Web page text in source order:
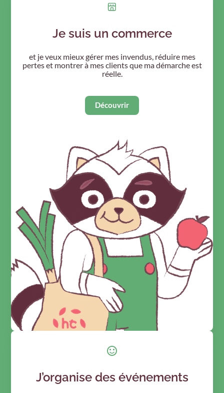
Je suis un commerce
et je veux mieux gérer mes invendus, réduire mes
pertes et montrer à mes clients que ma démarche est
réelle.
Découvrir
J’organise des événements